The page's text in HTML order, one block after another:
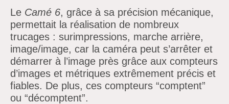
Le Camé 6, grâce à sa précision mécanique,
permettait la réalisation de nombreux
trucages : surimpressions, marche arrière,
image/image, car la caméra peut s’arrêter et
démarrer à l’image près grâce aux compteurs
d’images et métriques extrêmement précis et
fiables. De plus, ces compteurs “comptent”
ou “décomptent”.